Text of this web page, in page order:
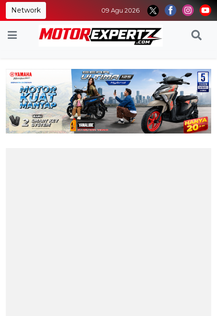
Network 09 Agu 2026